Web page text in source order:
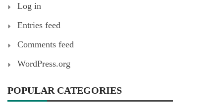
Log in
Entries feed
Comments feed
WordPress.org
POPULAR CATEGORIES